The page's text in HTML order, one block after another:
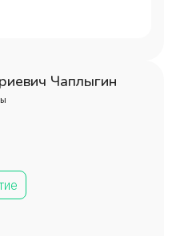
Чаплыгин